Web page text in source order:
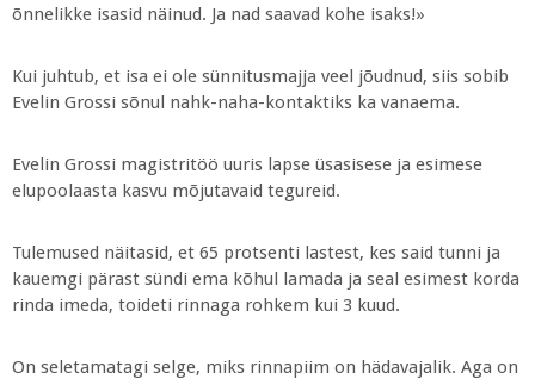
õnnelikke isasid näinud. Ja nad saavad kohe isaks!»
Kui juhtub, et isa ei ole sünnitusmajja veel jõudnud, siis sobib
Evelin Grossi sõnul nahk-naha-kontaktiks ka vanaema.
Evelin Grossi magistritöö uuris lapse üsasisese ja esimese
elupoolaasta kasvu mõjutavaid tegureid.
Tulemused näitasid, et 65 protsenti lastest, kes said tunni ja
kauemgi pärast sündi ema kõhul lamada ja seal esimest korda
rinda imeda, toideti rinnaga rohkem kui 3 kuud.
On seletamatagi selge, miks rinnapiim on hädavajalik. Aga on